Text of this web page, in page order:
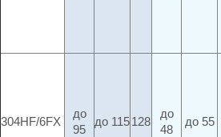
304HF/6FX
до
95
до 115128
до
48
до 55